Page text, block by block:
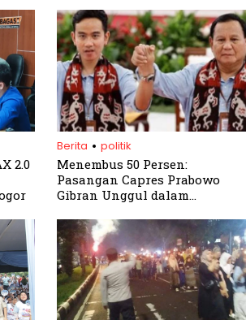
2.0
Berita . politik
Menembus 50 Persen:
Pasangan Capres Prabowo
Gibran Unggul dalam
Pemilu 2024